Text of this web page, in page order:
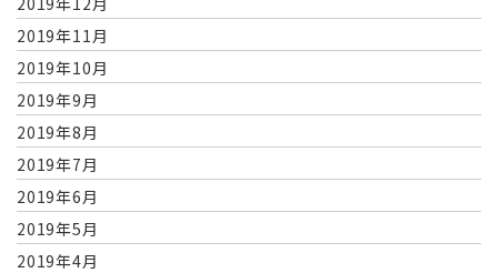
2019年11月
2019年10月
2019年9月
2019年8月
2019年7月
2019年6月
2019年5月
2019年4月